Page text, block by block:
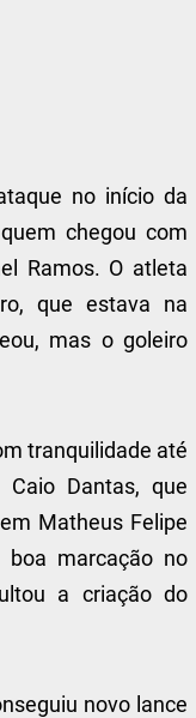
no início da
chegou com
Ramos. O atleta
que estava na
mas o goleiro
tranquilidade até
Dantas, que
Matheus Felipe
marcação no
a criação do
novo lance